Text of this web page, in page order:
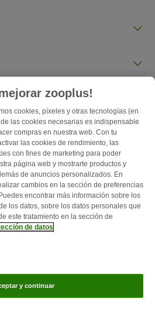
plazo de entrega
Formas de pago
de datos
zooplus!
cookies, píxeles y otras tecnologías (en
las cookies necesarias es indispensable
compras en nuestra web. Con tu
las cookies de rendimiento, las
con fines de marketing para poder
página web y mostrarte productos y
de anuncios personalizados. En
cambios en la sección de preferencias
encontrar más información sobre los
los datos, sobre los datos personales que
este tratamiento en la sección de
de datos
y continuar